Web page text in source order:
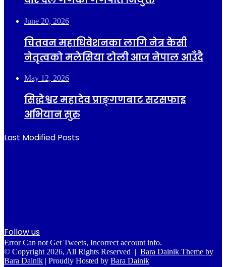
June 20, 2026
चितवन महाधिवेशनका लागि नेत्र केसी
नेतृत्वको मलेसिया टोली आज नेपाल आउँदै
May 12, 2026
सिद्धेश्वर महादेव प्राङ्गणबाट सरसफाइ
अभियान सुरु
Last Modified Posts
Follow us
Error Can not Get Tweets, Incorrect account info.
© Copyright 2026, All Rights Reserved | Bara Dainik Theme by
Bara Dainik | Proudly Hosted by Bara Dainik